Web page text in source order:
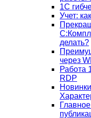
1С
Учет:
делать?
через
Работа
RDP